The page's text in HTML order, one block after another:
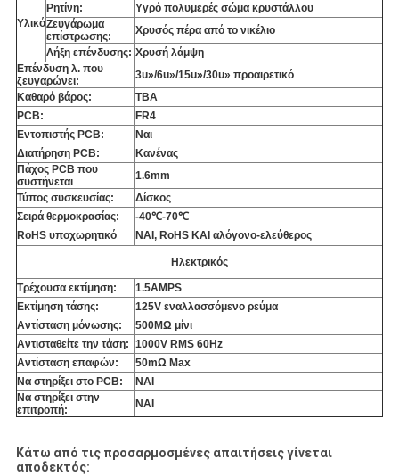
Υλικό
Ρητίνη:
Υγρό πολυμερές σώμα κρυστάλλου
Ζευγάρωμα
επίστρωσης:
Χρυσός πέρα από το νικέλιο
Λήξη επένδυσης: Χρυσή λάμψη
Επένδυση λ. που
ζευγαρώνει:
3u»/6u»/15u»/30u» προαιρετικό
Καθαρό βάρος:
TBA
PCB:
FR4
Εντοπιστής PCB:
Ναι
Διατήρηση PCB:
Κανένας
Πάχος PCB που
συστήνεται
1.6mm
Τύπος συσκευσίας:
Δίσκος
Σειρά θερμοκρασίας:
-40℃-70℃
RoHS υποχωρητικό
ΝΑΙ, RoHS ΚΑΙ αλόγονο-ελεύθερος
Ηλεκτρικός
Τρέχουσα εκτίμηση:
1.5AMPS
Εκτίμηση τάσης:
125V εναλλασσόμενο ρεύμα
Αντίσταση μόνωσης:
500MΩ μίνι
Αντισταθείτε την τάση: 1000V RMS 60Hz
Αντίσταση επαφών:
50mΩ Max
Να στηρίξει στο PCB:
ΝΑΙ
Να στηρίξει στην
επιτροπή:
ΝΑΙ
Κάτω από τις προσαρμοσμένες απαιτήσεις γίνεται
αποδεκτός: